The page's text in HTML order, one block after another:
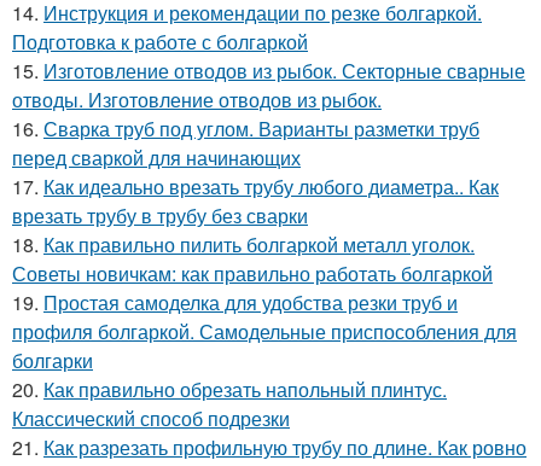
14. Инструкция и рекомендации по резке болгаркой.
Подготовка к работе с болгаркой
15. Изготовление отводов из рыбок. Секторные сварные
отводы. Изготовление отводов из рыбок.
16. Сварка труб под углом. Варианты разметки труб
перед сваркой для начинающих
17. Как идеально врезать трубу любого диаметра.. Как
врезать трубу в трубу без сварки
18. Как правильно пилить болгаркой металл уголок.
Советы новичкам: как правильно работать болгаркой
19. Простая самоделка для удобства резки труб и
профиля болгаркой. Самодельные приспособления для
болгарки
20. Как правильно обрезать напольный плинтус.
Классический способ подрезки
21. Как разрезать профильную трубу по длине. Как ровно